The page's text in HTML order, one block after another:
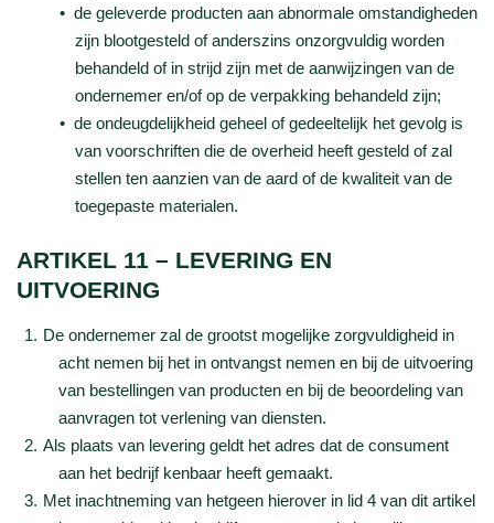
de geleverde producten aan abnormale omstandigheden
zijn blootgesteld of anderszins onzorgvuldig worden
behandeld of in strijd zijn met de aanwijzingen van de
ondernemer en/of op de verpakking behandeld zijn;
de ondeugdelijkheid geheel of gedeeltelijk het gevolg is
van voorschriften die de overheid heeft gesteld of zal
stellen ten aanzien van de aard of de kwaliteit van de
toegepaste materialen.
ARTIKEL 11 – LEVERING EN
UITVOERING
De ondernemer zal de grootst mogelijke zorgvuldigheid in
acht nemen bij het in ontvangst nemen en bij de uitvoering
van bestellingen van producten en bij de beoordeling van
aanvragen tot verlening van diensten.
Als plaats van levering geldt het adres dat de consument
aan het bedrijf kenbaar heeft gemaakt.
Met inachtneming van hetgeen hierover in lid 4 van dit artikel